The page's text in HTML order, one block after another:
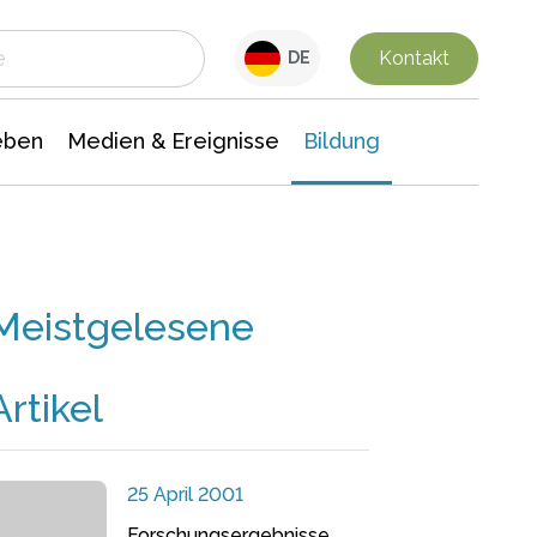
DE Kontakt
Medien & Ereignisse Bildung
25 April 2001